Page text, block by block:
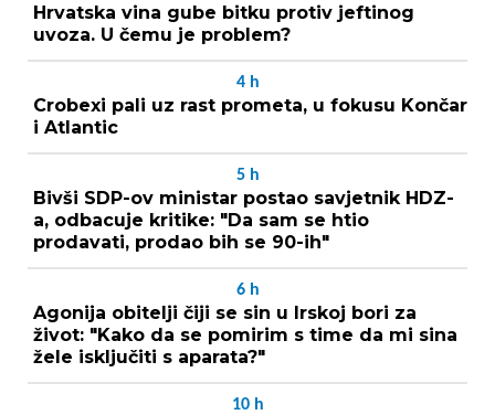
Hrvatska vina gube bitku protiv jeftinog
uvoza. U čemu je problem?
4 h
Crobexi pali uz rast prometa, u fokusu Končar
i Atlantic
5 h
Bivši SDP-ov ministar postao savjetnik HDZ-
a, odbacuje kritike: "Da sam se htio
prodavati, prodao bih se 90-ih"
6 h
Agonija obitelji čiji se sin u Irskoj bori za
život: "Kako da se pomirim s time da mi sina
žele isključiti s aparata?"
10 h